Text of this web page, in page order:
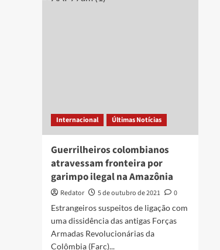
extorsão
Internacional Últimas Notícias
Guerrilheiros colombianos
atravessam fronteira por
garimpo ilegal na Amazônia
Redator 5 de outubro de 2021
0
Estrangeiros suspeitos de ligação com
uma dissidência das antigas Forças
Armadas Revolucionárias da
Colômbia (Farc)...